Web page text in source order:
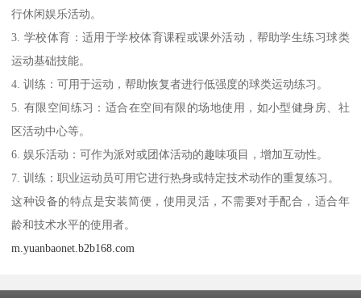
行休闲娱乐活动。
3. 学校体育：适用于学校体育课程或课外活动，帮助学生练习球类
运动基础技能。
4. 训练：可用于运动，帮助恢复者进行低强度的球类运动练习。
5. 有限空间练习：适合在空间有限的场地使用，如小型健身房、社
区活动中心等。
6. 娱乐活动：可作为派对或团体活动的趣味项目，增加互动性。
7. 训练：职业运动员可用它进行热身或特定技术动作的重复练习。
这种设备的特点是安装简便，使用灵活，不需要对手配合，适合年
龄和技术水平的使用者。
m.yuanbaonet.b2b168.com